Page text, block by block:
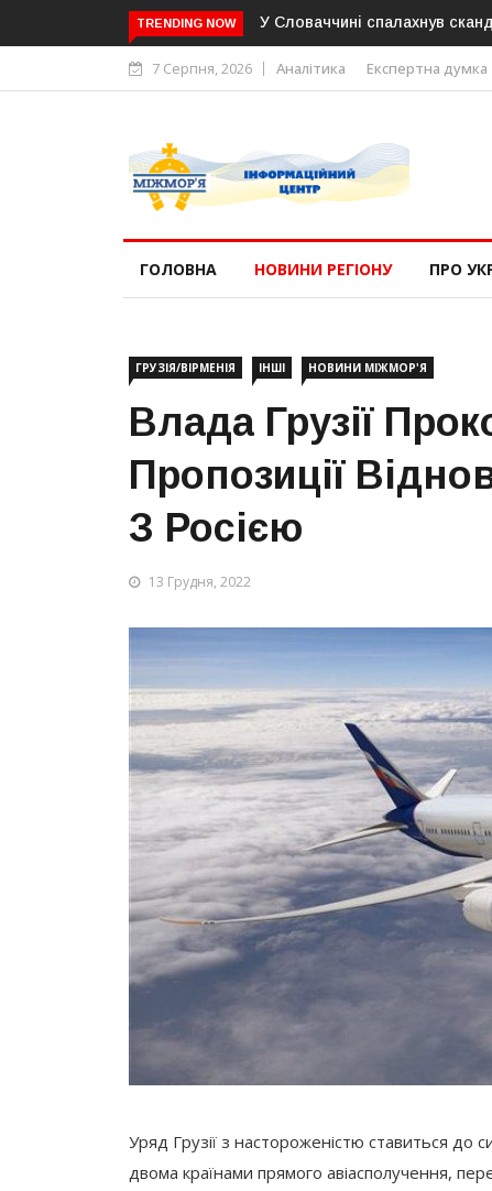
TRENDING NOW
У Словаччині спалахнув скандал навколо
7 Серпня, 2026 Аналітика Експертна думка
ГОЛОВНА НОВИНИ РЕГІОНУ ПРО
ГРУЗІЯ/ВІРМЕНІЯ ІНШІ НОВИНИ МІЖМОР'Я
Влада Грузії
Пропозиції
З Росією
13 Грудня, 2022
Уряд Грузії з настороженістю ставиться до
двома країнами прямого авіасполучення,